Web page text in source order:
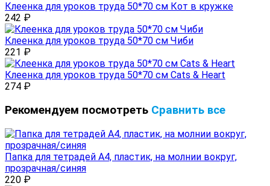
Клеенка для уроков труда 50*70 см Кот в кружке
242 ₽
Клеенка для уроков труда 50*70 см Чиби
221 ₽
Клеенка для уроков труда 50*70 см Cats & Heart
274 ₽
Рекомендуем посмотреть Сравнить все
Папка для тетрадей А4, пластик, на молнии вокруг,
прозрачная/синяя
220 ₽